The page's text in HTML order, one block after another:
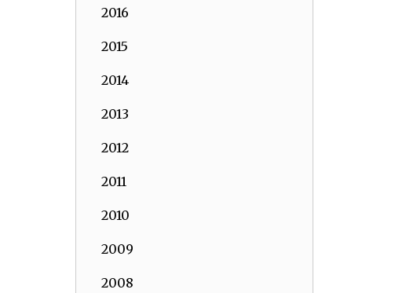
2016
2015
2014
2013
2012
2011
2010
2009
2008